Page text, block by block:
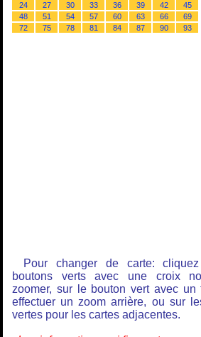
24
27 30 33 36 39 42
45
48
51 54 57 60 63 66
69
72
75 78 81 84 87 90 93
Pour changer de carte:
boutons verts avec une croix
zoomer, sur le bouton vert avec un
effectuer un zoom arrière, ou sur
vertes pour les cartes adjacentes.